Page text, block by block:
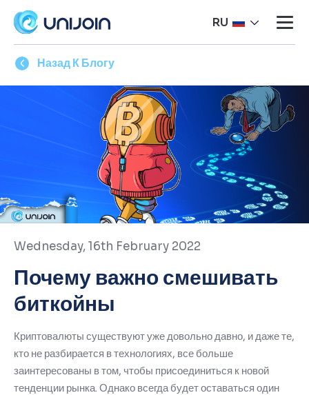
Назад К Блогу
Wednesday, 16th February 2022
Почему важно смешивать
биткойны
Криптовалюты существуют уже довольно давно, и даже те,
кто не разбирается в технологиях, все больше
заинтересованы в том, чтобы присоединиться к новой
тенденции рынка. Однако всегда будет оставаться один
RU